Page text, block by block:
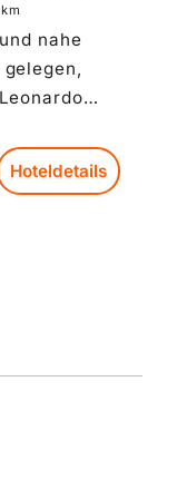
liegen als
einer
ebenfalls
km
nahe
Weimar ist
wenn Sie
Hoteldetails